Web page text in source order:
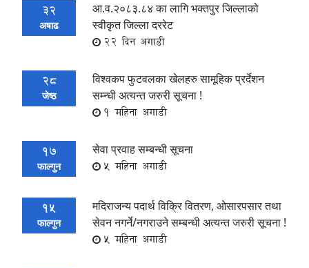
32
अषाढ
आ.व.२०८३.८४ का लागि भक्तपुर जिल्लाको
स्वीकृत जिल्ला दररेट
22 दिन अगाडी
28
जेष्ठ
विश्वकप फुटवलका खेलहरु सामूहिक प्रर्देशन
सम्न्धी अत्यन्त जरुरी सूचना !
1 महिना अगाडी
17
फाल्गुन
सेवा प्रवाह सम्बन्धी सूचना
5 महिना अगाडी
15
फाल्गुन
मदिराजन्य पदार्थ विक्रि वितरण, ओसारपसार तथा
सेवन नगर्ने/नगराउने सम्बन्धी अत्यन्त जरुरी सूचना !
5 महिना अगाडी